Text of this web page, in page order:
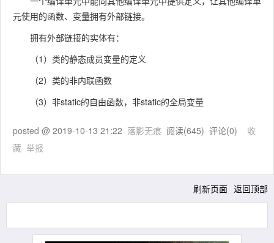
元使用的函数、变量拥有外部链接。
拥有外部链接的实体有：
（1）类的静态成员变量的定义
（2）类的非内联函数
（3）非static的自由函数，非static的全局变量
posted @ 2019-10-13 21:22 落影无痕 阅读(645) 评论(0) 收
藏 举报
刷新页面 返回顶部